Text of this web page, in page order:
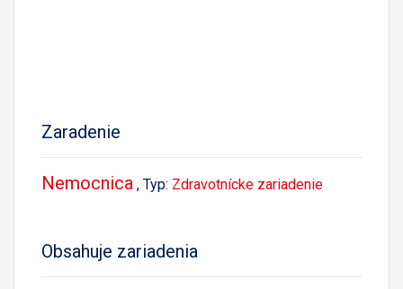
Zaradenie
Nemocnica , Typ: Zdravotnícke zariadenie
Obsahuje zariadenia